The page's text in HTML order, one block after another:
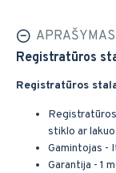
APRAŠYMAS
Registratūros
Registratūros
stiklo ar
Gamintojas -
Garantija - 1